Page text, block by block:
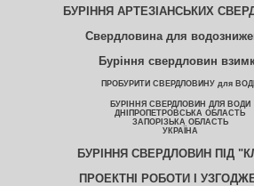
БУРІННЯ АРТЕЗІАНСЬКИХ
Свердловина для
Буріння свердловин
ПРОБУРИТИ СВЕРДЛОВИНУ для
БУРІННЯ СВЕРДЛОВИН ДЛЯ ВОДИ
ДНІПРОПЕТРОВСЬКА ОБЛАСТЬ
ЗАПОРІЗЬКА ОБЛАСТЬ
УКРАЇНА
БУРІННЯ СВЕРДЛОВИН ПІД
ПРОЕКТНІ РОБОТИ І